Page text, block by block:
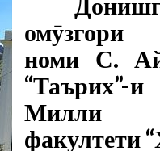
омӯзгори
номи С.
Милли
факултети